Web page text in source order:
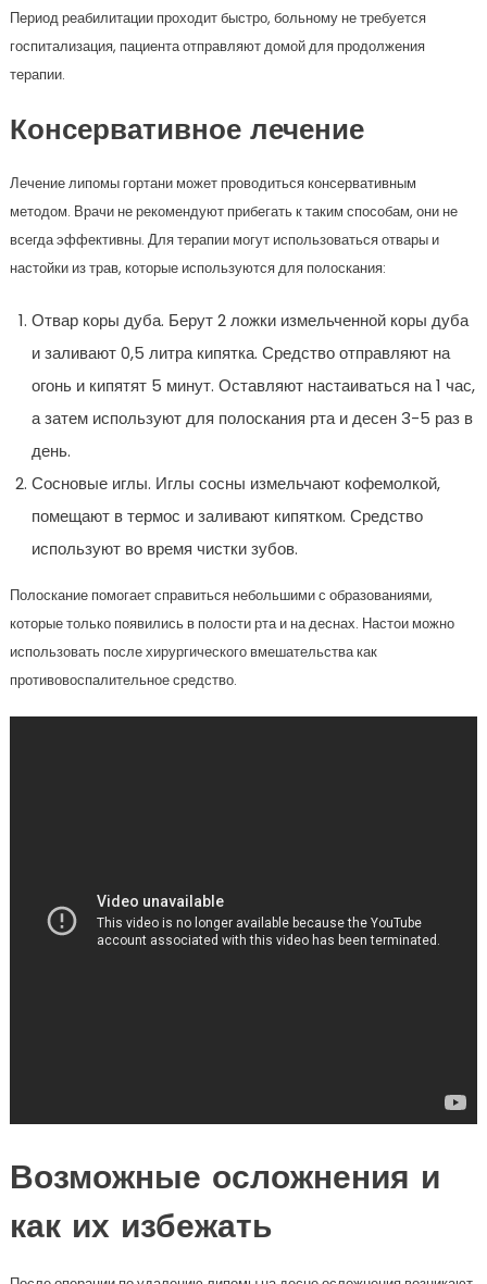
Период реабилитации проходит быстро, больному не требуется
госпитализация, пациента отправляют домой для продолжения
терапии.
Консервативное лечение
Лечение липомы гортани может проводиться консервативным
методом. Врачи не рекомендуют прибегать к таким способам, они не
всегда эффективны. Для терапии могут использоваться отвары и
настойки из трав, которые используются для полоскания:
Отвар коры дуба. Берут 2 ложки измельченной коры дуба
и заливают 0,5 литра кипятка. Средство отправляют на
огонь и кипятят 5 минут. Оставляют настаиваться на 1 час,
а затем используют для полоскания рта и десен 3-5 раз в
день.
Сосновые иглы. Иглы сосны измельчают кофемолкой,
помещают в термос и заливают кипятком. Средство
используют во время чистки зубов.
Полоскание помогает справиться небольшими с образованиями,
которые только появились в полости рта и на деснах. Настои можно
использовать после хирургического вмешательства как
противовоспалительное средство.
Возможные осложнения и
как их избежать